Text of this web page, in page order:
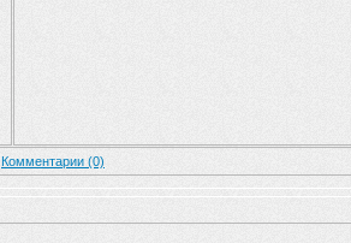
Комментарии (0)